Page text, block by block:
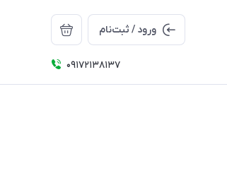
ورود / ثبت‌نام
09172138137